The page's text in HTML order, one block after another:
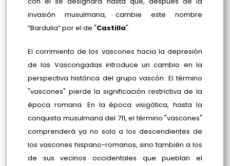
invasión musulmana, cambie este nombre
“Bardulia” por el de "Castilla".
El corrimiento de los vascones hacia la depresión
de las Vascongadas introduce un cambio en la
perspectiva histórica del grupo vascón. El término
"vascones" pierde la significación restrictiva de la
época romana. En la época visigótica, hasta la
conquista musulmana del 711, el término "vascones"
comprenderá ya no solo a los descendientes de
los vascones hispano-romanos, sino también a los
de sus vecinos occidentales que pueblan el